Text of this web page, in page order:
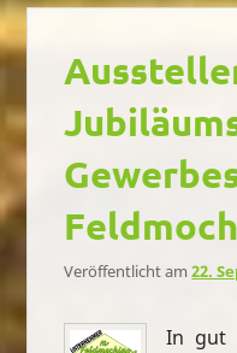
Veröffentlicht am22.
In gut